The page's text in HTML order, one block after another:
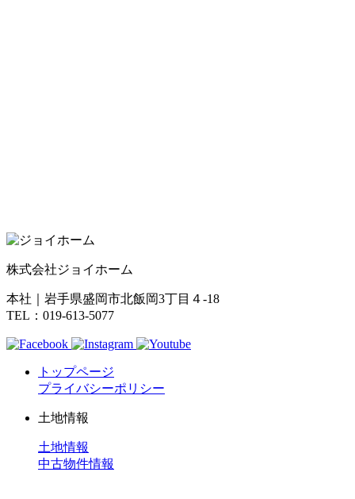
株式会社ジョイホーム
本社｜岩手県盛岡市北飯岡3丁目４-18
TEL：019-613-5077
トップページ
プライバシーポリシー
土地情報
土地情報
中古物件情報